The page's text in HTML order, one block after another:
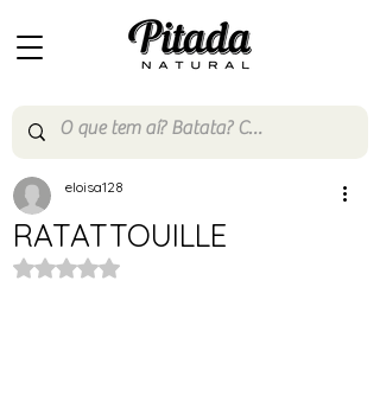
RATATTOUILLE
eloisa128
Avaliado com NaN de 5 estrelas.